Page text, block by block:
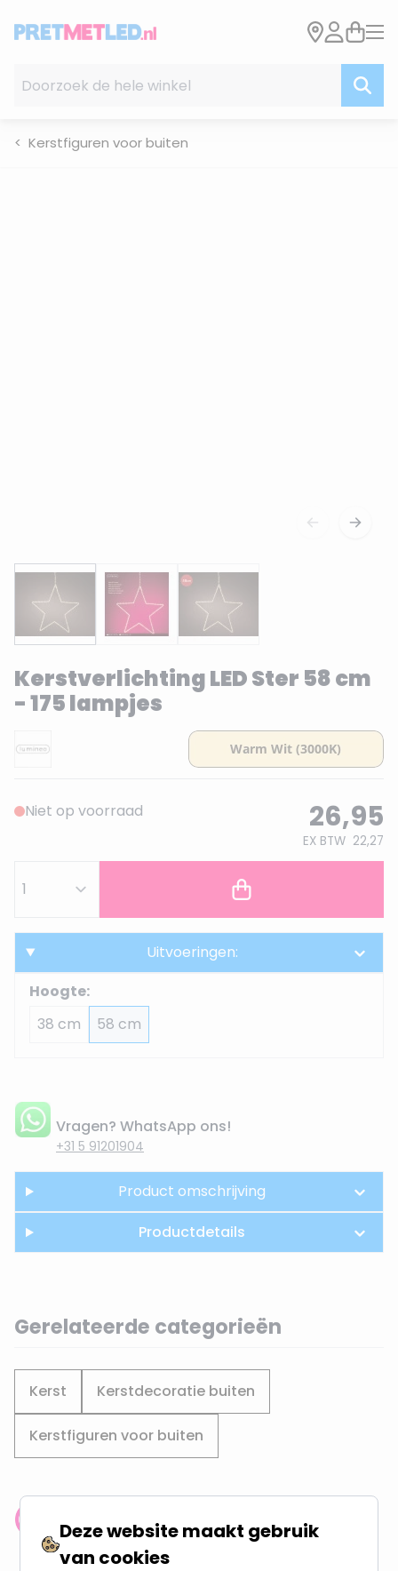
Kerstfiguren voor buiten
Kerstverlichting LED Ster 58 cm
- 175 lampjes
Niet op voorraad 26,95
EX BTW 22,27
Uitvoeringen:
Hoogte:
38 cm
58 cm
Vragen? WhatsApp ons!
+31 5 91201904
Product omschrijving
Productdetails
Gerelateerde categorieën
Kerst Kerstdecoratie buiten
Kerstfiguren voor buiten
Klantenbeoordeling: 9.4/10
meer dan 100.000 klanten gingen u voor
Deze website maakt gebruik
van cookies